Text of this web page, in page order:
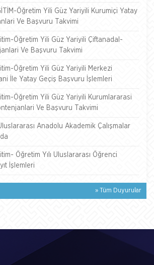
Öğretim Yili Güz Yariyili Kurumiçi Yatay
Ve Başvuru Takvimi
Öğretim Yili Güz Yariyili Çiftanadal-
Ve Başvuru Takvimi
Öğretim Yili Güz Yariyili Merkezi
İle Yatay Geçiş Başvuru İşlemleri
Öğretim Yili Güz Yariyili Kurumlararasi
Ve Başvuru Takvimi
Anadolu Akademik Çalışmalar
Öğretim Yılı Uluslararası Öğrenci
İşlemleri
» Tüm Duyurular